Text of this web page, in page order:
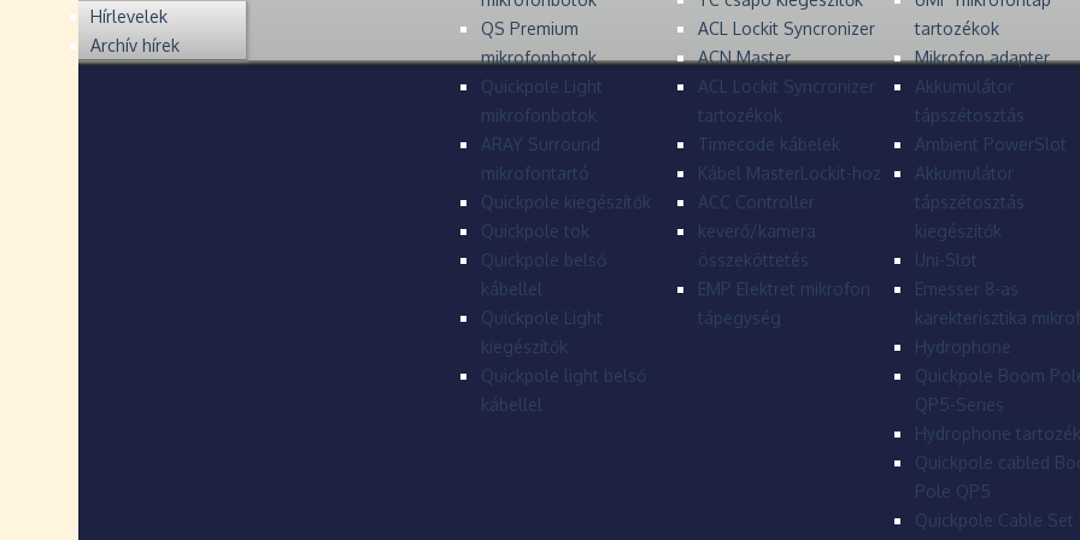
QS Premium
mikrofonbotok
Quickpole Light
mikrofonbotok
ARAY Surround
mikrofontartó
Quickpole kiegészítők
Quickpole tok
Quickpole belső
kábellel
Quickpole Light
kiegészítők
Quickpole light belső
kábellel
ACL Lockit Syncronizer
ACN Master
ACL Lockit Syncronizer
tartozékok
Timecode kábelek
Kábel MasterLockit-hoz
ACC Controller
keverő/kamera
összeköttetés
EMP Elektret mikrofon
tápegység
tartozékok
Mikrofon adapter
Akkumulátor
tápszétosztás
Ambient PowerSlot
Akkumulátor
tápszétosztás
kiegészítők
Uni-Slot
Emesser 8-as
karekterisztika
Hydrophone
Quickpole Boom
QP5-Series
Hydrophone
Quickpole cabled
Pole QP5
Quickpole Cable Set
Hírlevelek
Archív hírek